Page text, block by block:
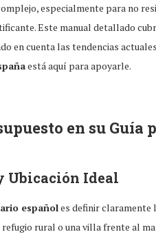
especialmente para no
Este manual detallado
en cuenta las tendencias
está aquí para apoyarle.
en su Guía
Ubicación Ideal
españoles definir claramente
rural o una villa frente al